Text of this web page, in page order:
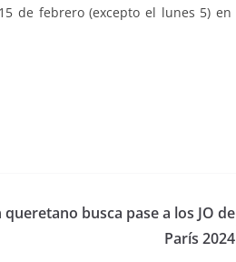
de febrero (excepto el lunes 5) en
busca pase a los JO de
París 2024